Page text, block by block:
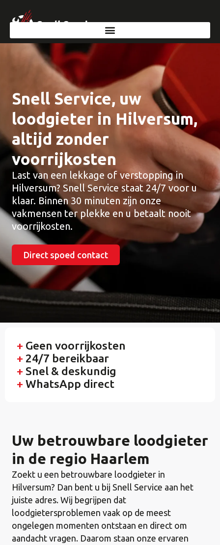
Snell Service, uw
loodgieter in Hilversum,
altijd zonder
voorrijkosten
Last van een lekkage of verstopping in
Hilversum? Snell Service staat 24/7 voor u
klaar. Binnen 30 minuten zijn onze
vakmensen ter plekke en u betaalt nooit
voorrijkosten.
Direct spoed contact
+ Geen voorrijkosten
+ 24/7 bereikbaar
+ Snel & deskundig
+ WhatsApp direct
Uw betrouwbare loodgieter
in de regio Haarlem
Zoekt u een betrouwbare loodgieter in
Hilversum? Dan bent u bij Snell Service aan het
juiste adres. Wij begrijpen dat
loodgietersproblemen vaak op de meest
ongelegen momenten ontstaan en direct om
aandacht vragen. Daarom staan onze ervaren